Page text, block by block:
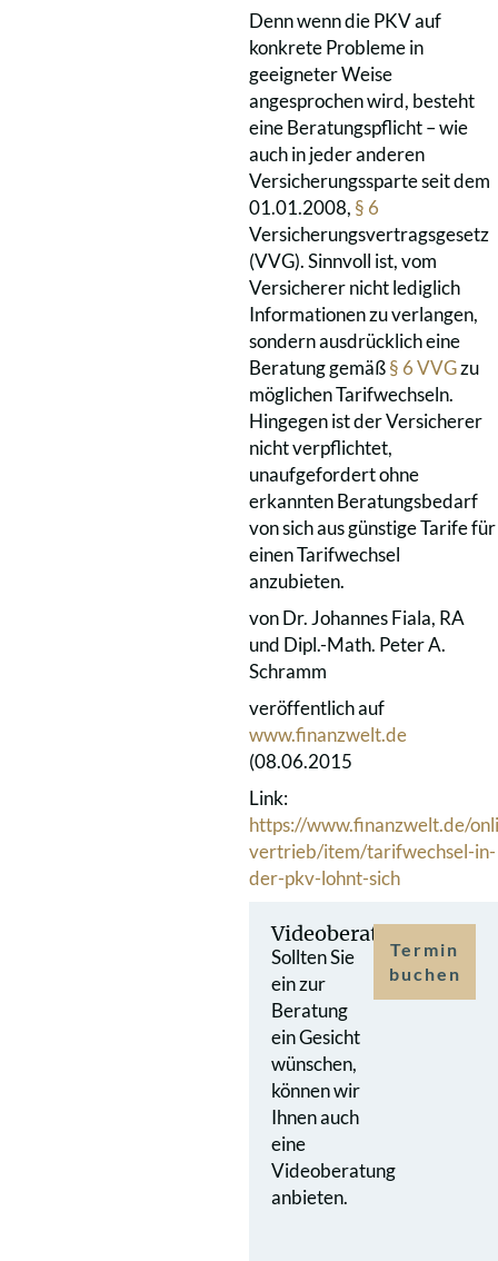
Denn wenn die PKV auf
konkrete Probleme in
geeigneter Weise
angesprochen wird, besteht
eine Beratungspflicht – wie
auch in jeder anderen
Versicherungssparte seit dem
01.01.2008, § 6
Versicherungsvertragsgesetz
(VVG). Sinnvoll ist, vom
Versicherer nicht lediglich
Informationen zu verlangen,
sondern ausdrücklich eine
Beratung gemäß§ 6 VVGzu
möglichen Tarifwechseln.
Hingegen ist der Versicherer
nicht verpflichtet,
unaufgefordert ohne
erkannten Beratungsbedarf
von sich aus günstige Tarife für
einen Tarifwechsel
anzubieten.
von Dr. Johannes Fiala, RA
und Dipl.-Math. Peter A.
Schramm
veröffentlich auf
www.finanzwelt.de
(08.06.2015
Link:
https://www.finanzwelt.de/
vertrieb/item/tarifwechsel-in-
der-pkv-lohnt-sich
Videoberatung
Sollten Sie
ein zur
Beratung
ein Gesicht
wünschen,
können wir
Ihnen auch
eine
Videoberatung
anbieten.
Termin
buchen